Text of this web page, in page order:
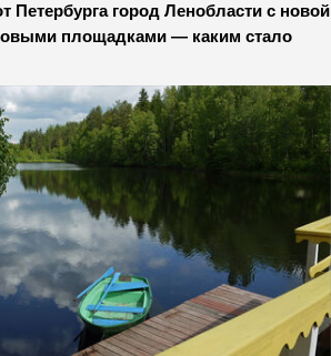
город Ленобласти с новой
площадками — каким стало